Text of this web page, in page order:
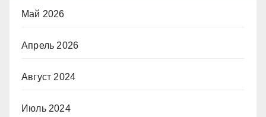
Май 2026
Апрель 2026
Август 2024
Июль 2024